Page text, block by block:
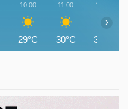
10:00
29°C
11:00
30°C
12:00
32°C
›